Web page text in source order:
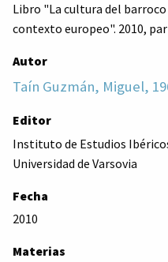
Libro "La cultura del
contexto europeo". 2010,
Autor
Taín Guzmán, Miguel,
Editor
Instituto de Estudios
Universidad de Varsovia
Fecha
2010
Materias